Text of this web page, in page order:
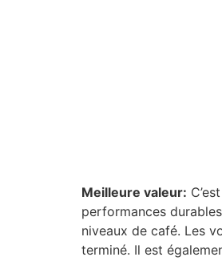
Meilleure valeur:
performances
niveaux de café. Les
terminé. Il est